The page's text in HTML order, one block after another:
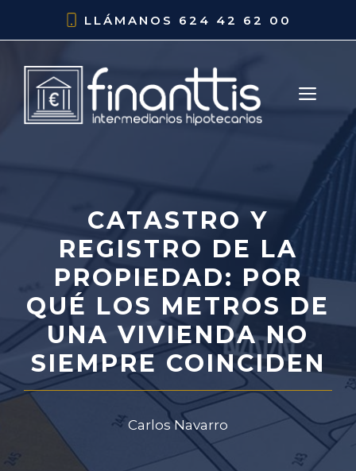
LLÁMANOS 624 42 62 00
CATASTRO Y
REGISTRO DE LA
PROPIEDAD: POR
QUÉ LOS METROS DE
UNA VIVIENDA NO
SIEMPRE COINCIDEN
Carlos Navarro